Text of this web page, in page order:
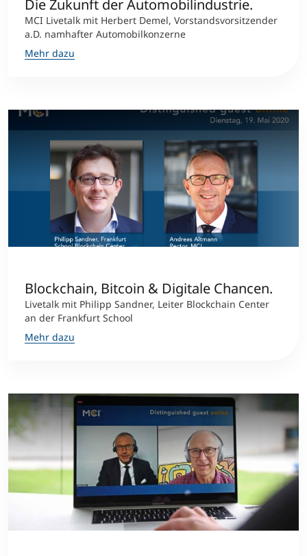
Die Zukunft der Automobilindustrie.
MCI Livetalk mit Herbert Demel, Vorstandsvorsitzender
a.D. namhafter Automobilkonzerne
Mehr dazu
Blockchain, Bitcoin & Digitale Chancen.
Livetalk mit Philipp Sandner, Leiter Blockchain Center
an der Frankfurt School
Mehr dazu